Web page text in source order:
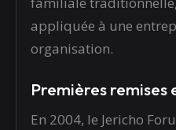
appliquée à une
organisation.
Premières remises
En 2004, le Jericho